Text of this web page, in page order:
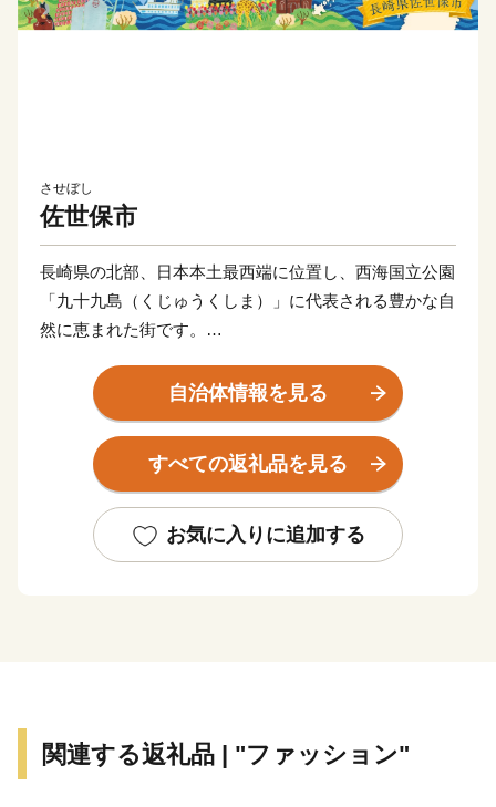
させぼし
佐世保市
長崎県の北部、日本本土最西端に位置し、西海国立公園
「九十九島（くじゅうくしま）」に代表される豊かな自
然に恵まれた街です。
なります。約1万5千年前の石器が出土し、1万2千年前
の層からは、世界最古の土器「豆粒文土器(とうりゅう
もんどき)」が出土しました。
明治初期までは、人口約4000人の半農半漁の一寒村で
公布されると急速に発展し、明治35年に「佐世保村」か
ら一挙に「佐世保市」となりました。
す。
自治体情報を見る
すべての返礼品を見る
お気に入りに追加する
関連する返礼品 | "ファッション"